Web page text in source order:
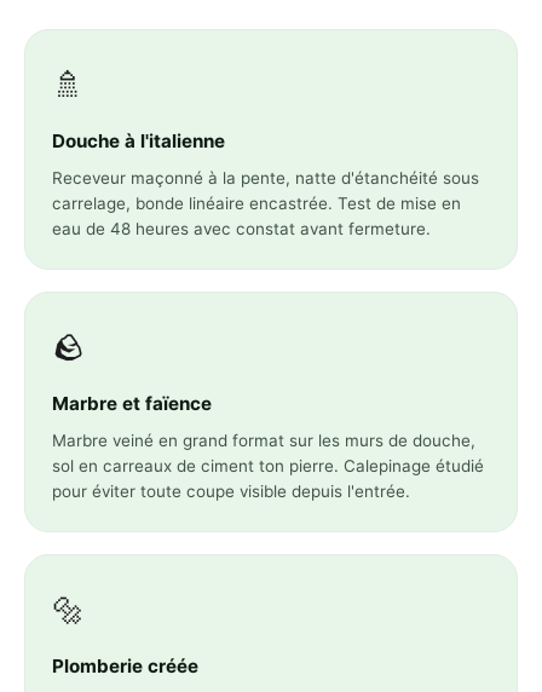
🚿
Douche à l'italienne
Receveur maçonné à la pente, natte d'étanchéité sous
carrelage, bonde linéaire encastrée. Test de mise en
eau de 48 heures avec constat avant fermeture.
🪨
Marbre et faïence
Marbre veiné en grand format sur les murs de douche,
sol en carreaux de ciment ton pierre. Calepinage étudié
pour éviter toute coupe visible depuis l'entrée.
🔩
Plomberie créée